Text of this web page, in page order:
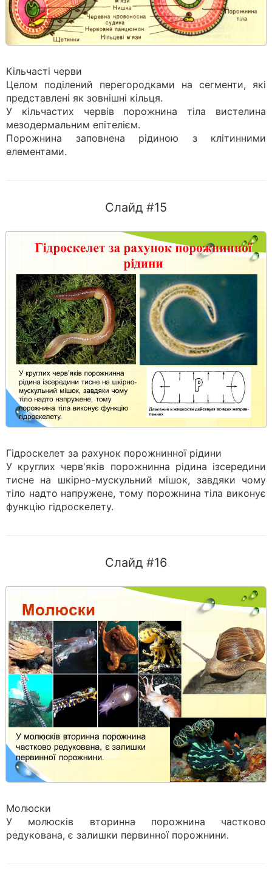
Кільчасті черви
Целом поділений перегородками на сегменти, які
представлені як зовнішні кільця.
У кільчастих червів порожнина тіла вистелина
мезодермальним епітелієм.
Порожнина заповнена рідиною з клітинними
елементами.
Слайд #15
Гідроскелет за рахунок порожнинної рідини
У круглих черв'яків порожнинна рідина ізсередини
тисне на шкірно-мускульний мішок, завдяки чому
тіло надто напружене, тому порожнина тіла виконує
функцію гідроскелету.
Слайд #16
Молюски
У молюсків вторинна порожнина частково
редукована, є залишки первинної порожнини.